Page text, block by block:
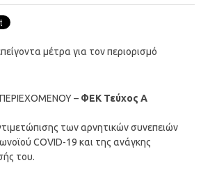
μέτρα για τον περιορισμό
– ΦΕΚ Τεύχος A
των αρνητικών συνεπειών
COVID-19 και της ανάγκης
του.